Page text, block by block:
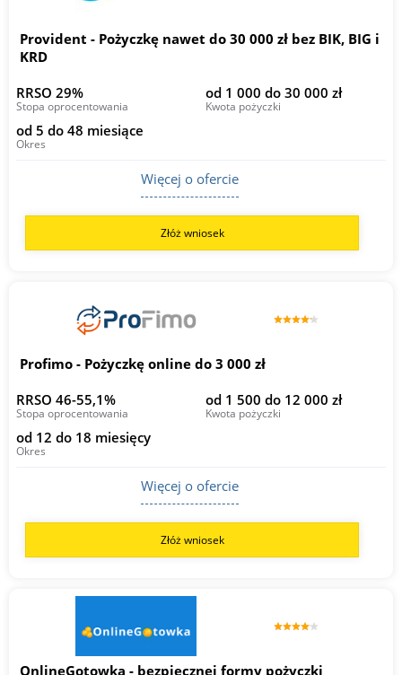
Provident - Pożyczkę nawet do 30 000 zł bez BIK, BIG i
KRD
RRSO 29%
Stopa oprocentowania
od 1 000 do 30 000 zł
Kwota pożyczki
od 5 do 48 miesiące
Okres
Więcej o ofercie
Złóż wniosek
Profimo - Pożyczkę online do 3 000 zł
RRSO 46-55,1%
Stopa oprocentowania
od 1 500 do 12 000 zł
Kwota pożyczki
od 12 do 18 miesięcy
Okres
Więcej o ofercie
Złóż wniosek
OnlineGotowka - bezpiecznej formy pożyczki